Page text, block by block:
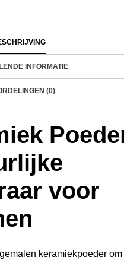
INFORMATIE
(0)
voor
keramiekpoeder om